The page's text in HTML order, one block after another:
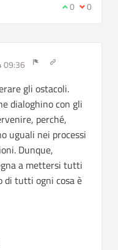
I agree with
0 I 0
Get link to single
gli ostacoli.
dialoghino con gli
perché,
uguali nei processi
Dunque,
a mettersi tutti
di tutti ogni cosa è